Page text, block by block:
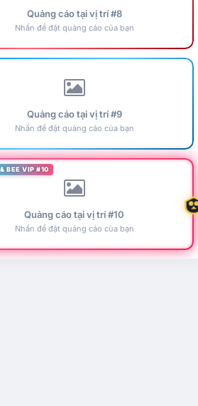
Quảng cáo tại vị trí #8
Nhấn để đặt quảng cáo của bạn
Quảng cáo tại vị trí #9
Nhấn để đặt quảng cáo của bạn
BEE VIP #10
Quảng cáo tại vị trí #10
Nhấn để đặt quảng cáo của bạn